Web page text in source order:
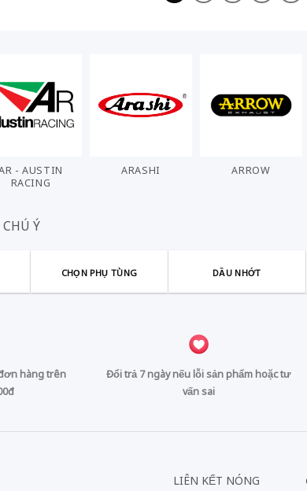
ARASHI ARROW ASDL OIL
Ý
CHỌN PHỤ TÙNG DẦU NHỚT
hàng trên
Đổi trả 7 ngày nếu lỗi sản phẩm hoặc tư
vấn sai
LIÊN KẾT NÓNG